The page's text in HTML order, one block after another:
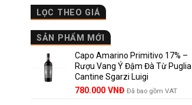
LỌC THEO GIÁ
SẢN PHẨM MỚI
Capo Amarino Primitivo 17% –
Rượu Vang Ý Đậm Đà Từ Puglia |
Cantine Sgarzi Luigi
Giá
780.000 VNĐGiá
Đã bao gồm VAT